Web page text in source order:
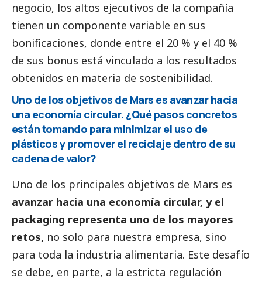
negocio, los altos ejecutivos de la compañía
tienen un componente variable en sus
bonificaciones, donde entre el 20 % y el 40 %
de sus bonus está vinculado a los resultados
obtenidos en materia de sostenibilidad.
Uno de los objetivos de Mars es avanzar hacia
una economía circular. ¿Qué pasos concretos
están tomando para minimizar el uso de
plásticos y promover el reciclaje dentro de su
cadena de valor?
Uno de los principales objetivos de Mars es
avanzar hacia una economía circular, y el
packaging representa uno de los mayores
retos, no solo para nuestra empresa, sino
para toda la industria alimentaria. Este desafío
se debe, en parte, a la estricta regulación